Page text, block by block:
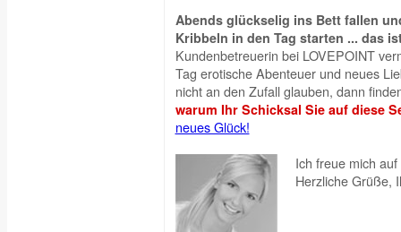
Abends glückselig ins Bett fallen
Kribbeln in den Tag starten ... das
Kundenbetreuerin bei LOVEPOINT
Tag erotische Abenteuer und neues
nicht an den Zufall glauben, dann
warum Ihr Schicksal Sie auf diese
neues Glück!
Ich freue mich auf
Herzliche Grüße,